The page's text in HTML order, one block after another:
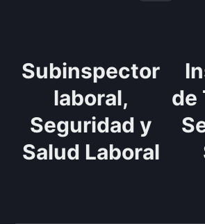
Subinspector
laboral,
Seguridad y
Salud Laboral
de